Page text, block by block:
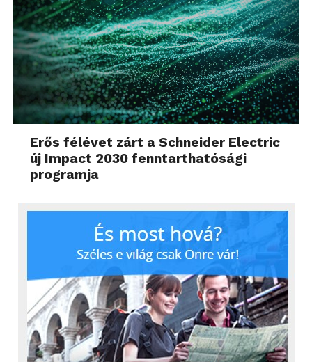
Erős félévet zárt a Schneider Electric
új Impact 2030 fenntarthatósági
programja